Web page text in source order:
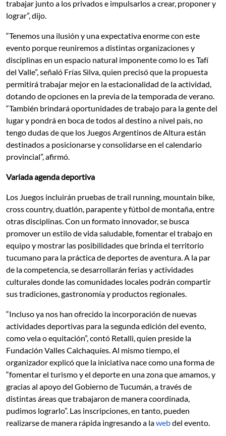
trabajar junto a los privados e impulsarlos a crear, proponer y
lograr”, dijo.
“Tenemos una ilusión y una expectativa enorme con este
evento porque reuniremos a distintas organizaciones y
disciplinas en un espacio natural imponente como lo es Tafí
del Valle”, señaló Frías Silva, quien precisó que la propuesta
permitirá trabajar mejor en la estacionalidad de la actividad,
dotando de opciones en la previa de la temporada de verano.
“También brindará oportunidades de trabajo para la gente del
lugar y pondrá en boca de todos al destino a nivel país, no
tengo dudas de que los Juegos Argentinos de Altura están
destinados a posicionarse y consolidarse en el calendario
provincial”, afirmó.
Variada agenda deportiva
Los Juegos incluirán pruebas de trail running, mountain bike,
cross country, duatlón, parapente y fútbol de montaña, entre
otras disciplinas. Con un formato innovador, se busca
promover un estilo de vida saludable, fomentar el trabajo en
equipo y mostrar las posibilidades que brinda el territorio
tucumano para la práctica de deportes de aventura. A la par
de la competencia, se desarrollarán ferias y actividades
culturales donde las comunidades locales podrán compartir
sus tradiciones, gastronomía y productos regionales.
“Incluso ya nos han ofrecido la incorporación de nuevas
actividades deportivas para la segunda edición del evento,
como vela o equitación”, contó Retalli, quien preside la
Fundación Valles Calchaquíes. Al mismo tiempo, el
organizador explicó que la iniciativa nace como una forma de
“fomentar el turismo y el deporte en una zona que amamos, y
gracias al apoyo del Gobierno de Tucumán, a través de
distintas áreas que trabajaron de manera coordinada,
pudimos lograrlo”. Las inscripciones, en tanto, pueden
realizarse de manera rápida ingresando a lawebdel evento.